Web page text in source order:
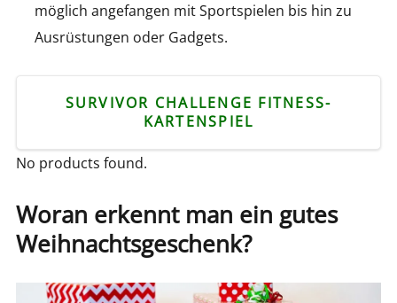
möglich angefangen mit Sportspielen bis hin zu
Ausrüstungen oder Gadgets.
SURVIVOR CHALLENGE FITNESS-
KARTENSPIEL
No products found.
Woran erkennt man ein gutes
Weihnachtsgeschenk?